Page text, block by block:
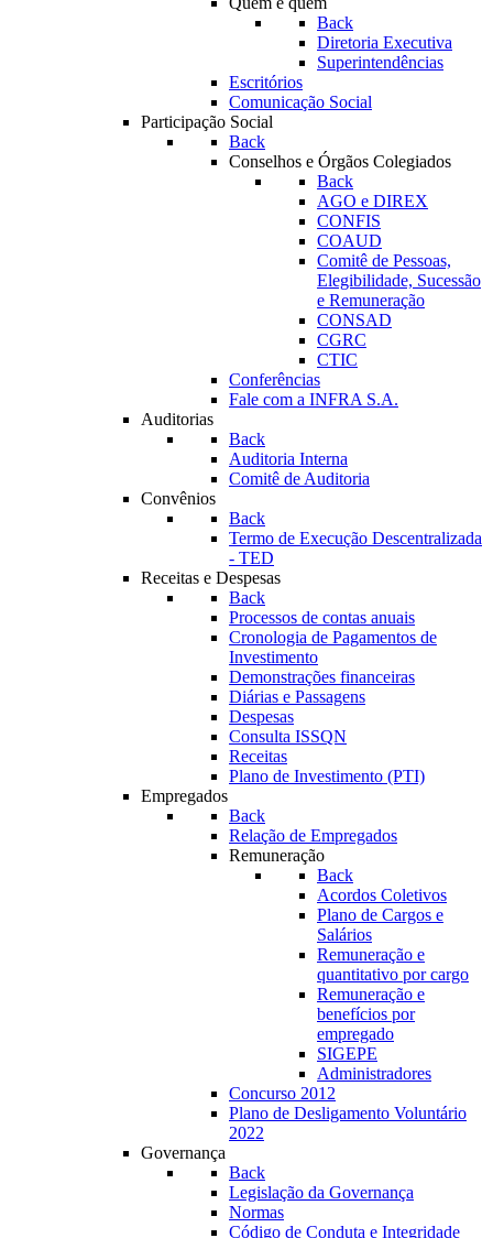
Back
Diretoria Executiva
Superintendências
Escritórios
Comunicação Social
Participação Social
Back
Conselhos e Órgãos Colegiados
Back
AGO e DIREX
CONFIS
COAUD
Comitê de Pessoas,
Elegibilidade, Sucessão
e Remuneração
CONSAD
CGRC
CTIC
Conferências
Fale com a INFRA S.A.
Auditorias
Back
Auditoria Interna
Comitê de Auditoria
Convênios
Back
Termo de Execução Descentralizada
- TED
Receitas e Despesas
Back
Processos de contas anuais
Cronologia de Pagamentos de
Investimento
Demonstrações financeiras
Diárias e Passagens
Despesas
Consulta ISSQN
Receitas
Plano de Investimento (PTI)
Empregados
Back
Relação de Empregados
Remuneração
Back
Acordos Coletivos
Plano de Cargos e
Salários
Remuneração e
quantitativo por cargo
Remuneração e
benefícios por
empregado
SIGEPE
Administradores
Concurso 2012
Plano de Desligamento Voluntário
2022
Governança
Back
Legislação da Governança
Normas
Código de Conduta e Integridade